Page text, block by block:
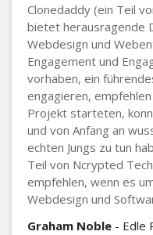
Clonedaddy (ein Teil
bietet herausragende
Webdesign und
Engagement und
vorhaben, ein
engagieren,
Projekt starteten,
und von Anfang an
echten Jungs zu tun
Teil von Ncrypted
empfehlen, wenn es
Webdesign und
Graham Noble - Edle